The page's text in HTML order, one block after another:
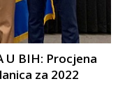
U BIH: Procjena
za 2022